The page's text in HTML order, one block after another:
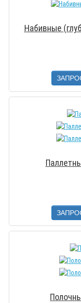
Набивные